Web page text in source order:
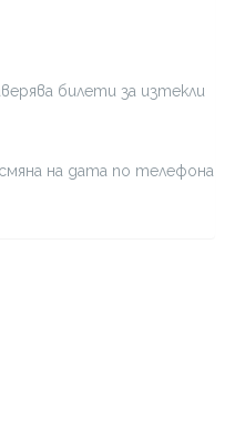
билети за изтекли
на дата по телефона